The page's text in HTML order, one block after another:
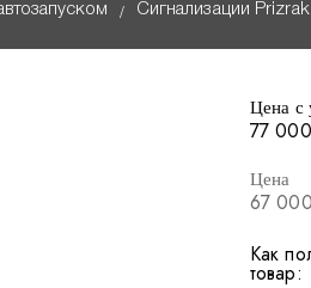
/ Сигнализации
Цена с
77
Цена
67
Как
товар: